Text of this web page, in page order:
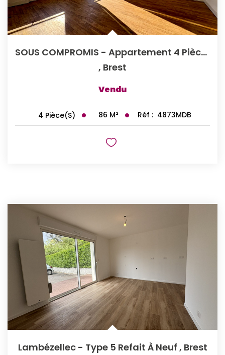
SOUS COMPROMIS - Appartement 4 Pièces À Vendre - Brest,...
, Brest
Vendu
4 Pièce(s) 86 M² Réf : 4873MDB
Lambézellec - Type 5 Refait À Neuf , Brest